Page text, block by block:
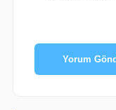
Yorum